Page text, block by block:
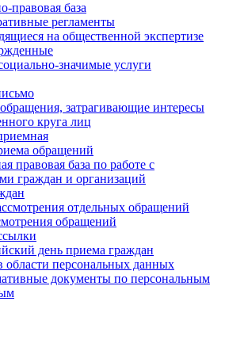
правовая база
регламенты
на общественной экспертизе
значимые услуги
затрагивающие интересы
круга лиц
обращений
правовая база по работе с
граждан и организаций
отдельных обращений
обращений
день приема граждан
области персональных данных
документы по персональным